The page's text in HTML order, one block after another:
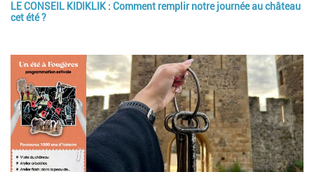
Description
LE CONSEIL KIDIKLIK : Comment remplir notre journée au château
cet été ?
Image